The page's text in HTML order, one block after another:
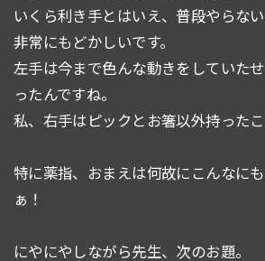
いくら利き手とはいえ、普段やらない
非常にもどかしいです。
左手は今まで色んな動きをしていた
ったんですね。
私、右手はピックとお箸以外持った
特に薬指、おまえは何故にこんなに
ぁ！
にやにやしながら先生、次のお題。